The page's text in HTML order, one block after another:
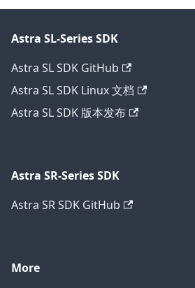
Astra SL-Series SDK
Astra SL SDK GitHub
Astra SL SDK Linux 文档
Astra SL SDK 版本发布
Astra SR-Series SDK
Astra SR SDK GitHub
More